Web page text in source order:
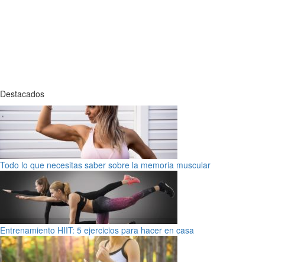
Destacados
Todo lo que necesitas saber sobre la memoria muscular
Entrenamiento HIIT: 5 ejercicios para hacer en casa